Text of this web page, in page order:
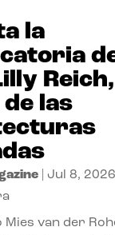
la
las
| Jul 8, 2026
Mies van der